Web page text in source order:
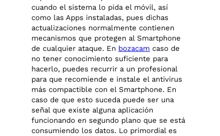
cuando el sistema lo pida el móvil, así
como las Apps instaladas, pues dichas
actualizaciones normalmente contienen
mecanismos que protegen al Smartphone
de cualquier ataque. En bozacam caso de
no tener conocimiento suficiente para
hacerlo, puedes recurrir a un profesional
para que recomiende e instale el antivirus
más compactible con el Smartphone. En
caso de que esto suceda puede ser una
señal que existe alguna aplicación
funcionando en segundo plano que se está
consumiendo los datos. Lo primordial es